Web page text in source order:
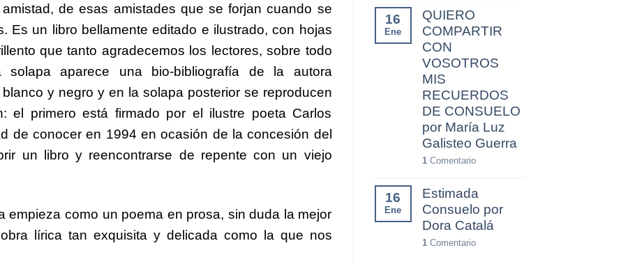
de esas amistades que se forjan cuando se
Es un libro bellamente editado e ilustrado, con hojas
que tanto agradecemos los lectores, sobre todo
solapa aparece una bio-bibliografía de la autora
y negro y en la solapa posterior se reproducen
el primero está firmado por el ilustre poeta Carlos
de conocer en 1994 en ocasión de la concesión del
un libro y reencontrarse de repente con un viejo
empieza como un poema en prosa, sin duda la mejor
lírica tan exquisita y delicada como la que nos
16
Ene
QUIERO
COMPARTIR
CON
VOSOTROS
MIS
RECUERDOS
DE CONSUELO
por María Luz
Galisteo Guerra
1Comentario
16
Ene
Estimada
Consuelo por
Dora Catalá
1Comentario